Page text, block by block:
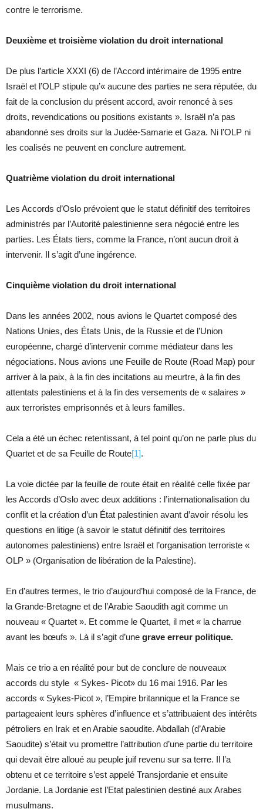
contre le terrorisme.
Deuxième et troisième violation du droit international
De plus l’article XXXI (6) de l’Accord intérimaire de 1995 entre
Israël et l’OLP stipule qu’« aucune des parties ne sera réputée, du
fait de la conclusion du présent accord, avoir renoncé à ses
droits, revendications ou positions existants ». Israël n’a pas
abandonné ses droits sur la Judée-Samarie et Gaza. Ni l’OLP ni
les coalisés ne peuvent en conclure autrement.
Quatrième violation du droit international
Les Accords d’Oslo prévoient que le statut définitif des territoires
administrés par l’Autorité palestinienne sera négocié entre les
parties. Les États tiers, comme la France, n’ont aucun droit à
intervenir. Il s’agit d’une ingérence.
Cinquième violation du droit international
Dans les années 2002, nous avions le Quartet composé des
Nations Unies, des États Unis, de la Russie et de l’Union
européenne, chargé d’intervenir comme médiateur dans les
négociations. Nous avions une Feuille de Route (Road Map) pour
arriver à la paix, à la fin des incitations au meurtre, à la fin des
attentats palestiniens et à la fin des versements de « salaires »
aux terroristes emprisonnés et à leurs familles.
Cela a été un échec retentissant, à tel point qu’on ne parle plus du
Quartet et de sa Feuille de Route[1].
La voie dictée par la feuille de route était en réalité celle fixée par
les Accords d’Oslo avec deux additions : l’internationalisation du
conflit et la création d’un État palestinien avant d’avoir résolu les
questions en litige (à savoir le statut définitif des territoires
autonomes palestiniens) entre Israël et l’organisation terroriste «
OLP » (Organisation de libération de la Palestine).
En d’autres termes, le trio d’aujourd’hui composé de la France, de
la Grande-Bretagne et de l’Arabie Saoudith agit comme un
nouveau « Quartet ». Et comme le Quartet, il met « la charrue
avant les bœufs ». Là il s’agit d’une grave erreur politique.
Mais ce trio a en réalité pour but de conclure de nouveaux
accords du style « Sykes- Picot» du 16 mai 1916. Par les
accords « Sykes-Picot », l’Empire britannique et la France se
partageaient leurs sphères d’influence et s’attribuaient des intérêts
pétroliers en Irak et en Arabie saoudite. Abdallah (d’Arabie
Saoudite) s’était vu promettre l’attribution d’une partie du territoire
qui devait être alloué au peuple juif revenu sur sa terre. Il l’a
obtenu et ce territoire s’est appelé Transjordanie et ensuite
Jordanie. La Jordanie est l’Etat palestinien destiné aux Arabes
musulmans.